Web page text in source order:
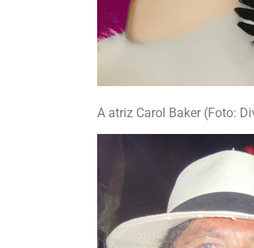
A atriz Carol Baker (Foto: